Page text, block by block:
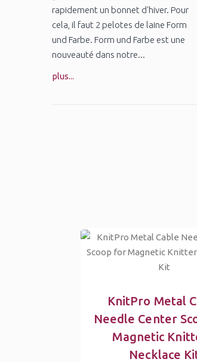
rapidement un bonnet d'hiver. Pour
cela, il faut 2 pelotes de laine Form
und Farbe. Form und Farbe est une
nouveauté dans notre...
plus...
KnitPro Metal
Needle Center
Magnetic
Necklace